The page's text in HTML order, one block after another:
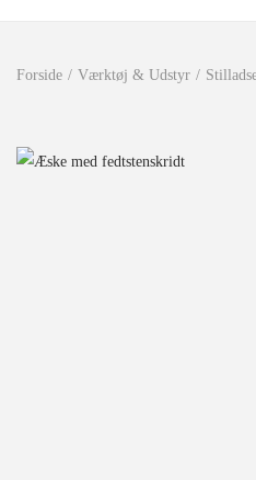
Forside / Værktøj & Udstyr /